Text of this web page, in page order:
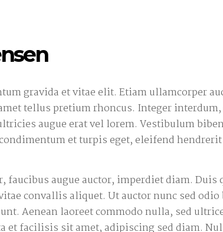
gravida et vitae elit. Etiam ullamcorper
tellus pretium rhoncus. Integer
augue erat vel lorem. Vestibulum
et turpis eget, eleifend
faucibus augue auctor, imperdiet diam.
convallis aliquet. Ut auctor nunc sed
Aenean laoreet commodo nulla, sed
et facilisis sit amet, adipiscing sed diam.